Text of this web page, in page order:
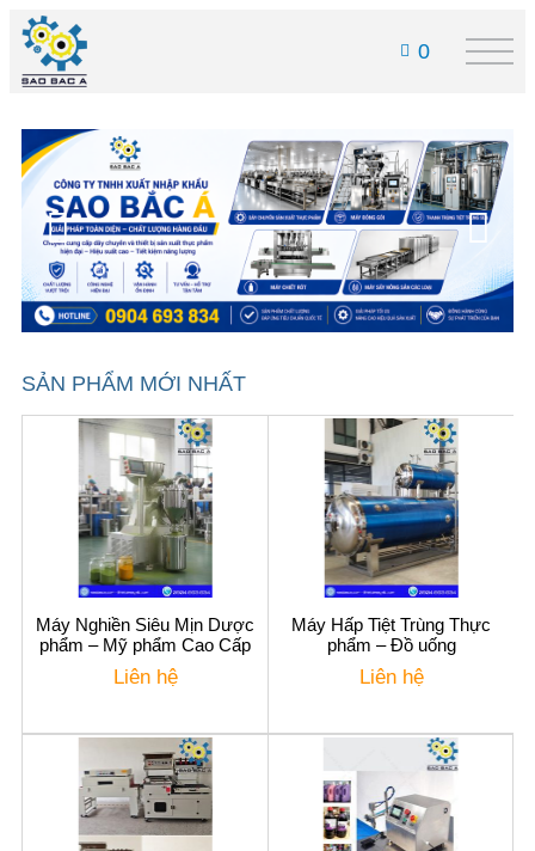
0
SẢN PHẨM MỚI NHẤT
Máy Nghiền Siêu Mịn Dược
phẩm – Mỹ phẩm Cao Cấp
Liên hệ
Máy Hấp Tiệt Trùng Thực
phẩm – Đồ uống
Liên hệ